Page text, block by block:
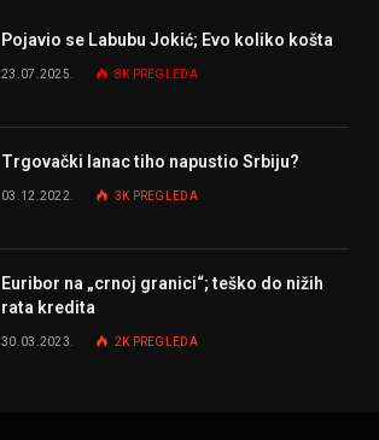
Pojavio se Labubu Jokić; Evo koliko košta
23.07.2025. 8K PREGLEDA
Trgovački lanac tiho napustio Srbiju?
03.12.2022. 3K PREGLEDA
Euribor na „crnoj granici“; teško do nižih
rata kredita
30.03.2023. 2K PREGLEDA